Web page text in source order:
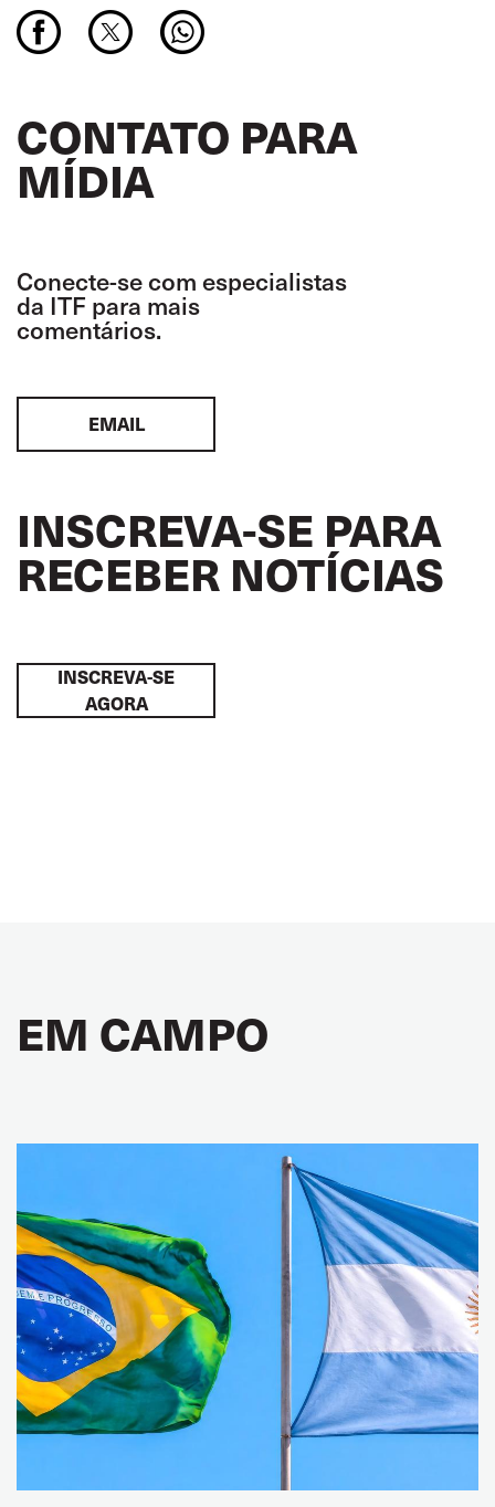
CONTATO PARA
MÍDIA
Conecte-se com especialistas
da ITF para mais
comentários.
EMAIL
INSCREVA-SE PARA
RECEBER NOTÍCIAS
INSCREVA-SE
AGORA
EM CAMPO